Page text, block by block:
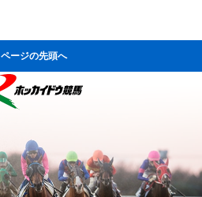
ページの先頭へ